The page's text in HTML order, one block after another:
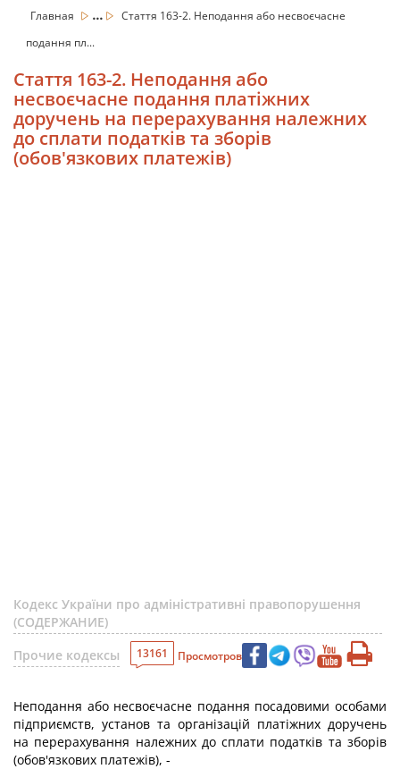
Главная ...
Стаття 163-2. Неподання або несвоєчасне
подання пл...
Стаття 163-2. Неподання або
несвоєчасне подання платіжних
доручень на перерахування належних
до сплати податків та зборів
(обов'язкових платежів)
Кодекс України про адміністративні правопорушення
(СОДЕРЖАНИЕ)
Прочие кодексы
13161 Просмотров
Неподання або несвоєчасне подання посадовими особами
підприємств, установ та організацій платіжних доручень
на перерахування належних до сплати податків та зборів
(обов'язкових платежів), -